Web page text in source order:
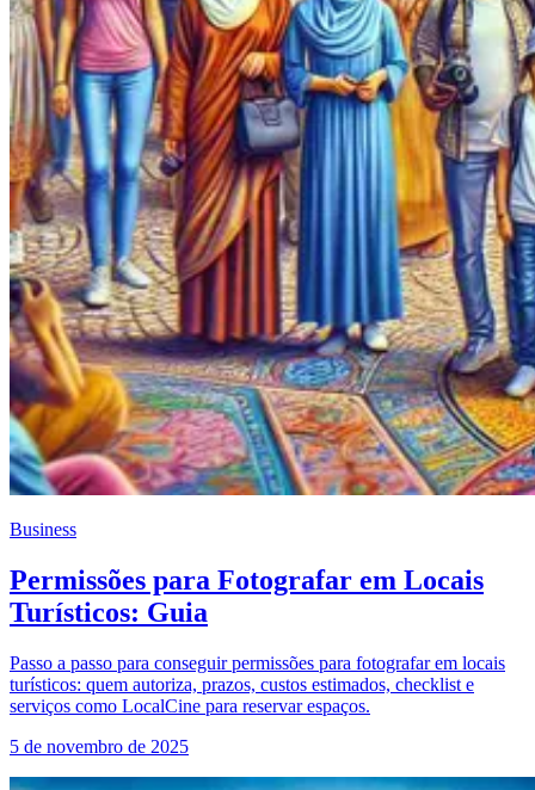
Business
Permissões para Fotografar em Locais
Turísticos: Guia
Passo a passo para conseguir permissões para fotografar em locais
turísticos: quem autoriza, prazos, custos estimados, checklist e
serviços como LocalCine para reservar espaços.
5 de novembro de 2025